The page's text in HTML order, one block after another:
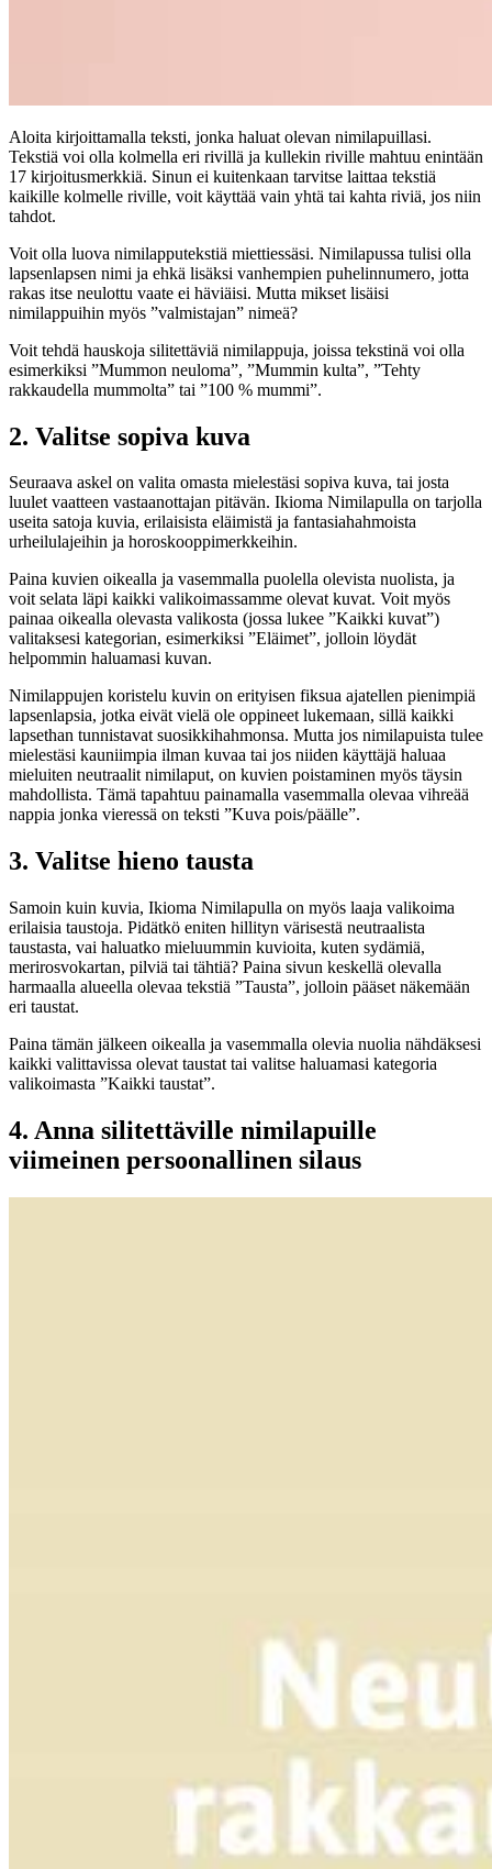
Aloita kirjoittamalla teksti, jonka haluat olevan nimilapuillasi.
Tekstiä voi olla kolmella eri rivillä ja kullekin riville mahtuu enintään
17 kirjoitusmerkkiä. Sinun ei kuitenkaan tarvitse laittaa tekstiä
kaikille kolmelle riville, voit käyttää vain yhtä tai kahta riviä, jos niin
tahdot.
Voit olla luova nimilapputekstiä miettiessäsi. Nimilapussa tulisi olla
lapsenlapsen nimi ja ehkä lisäksi vanhempien puhelinnumero, jotta
rakas itse neulottu vaate ei häviäisi. Mutta mikset lisäisi
nimilappuihin myös ”valmistajan” nimeä?
Voit tehdä hauskoja silitettäviä nimilappuja, joissa tekstinä voi olla
esimerkiksi ”Mummon neuloma”, ”Mummin kulta”, ”Tehty
rakkaudella mummolta” tai ”100 % mummi”.
2. Valitse sopiva kuva
Seuraava askel on valita omasta mielestäsi sopiva kuva, tai josta
luulet vaatteen vastaanottajan pitävän. Ikioma Nimilapulla on tarjolla
useita satoja kuvia, erilaisista eläimistä ja fantasiahahmoista
urheilulajeihin ja horoskooppimerkkeihin.
Paina kuvien oikealla ja vasemmalla puolella olevista nuolista, ja
voit selata läpi kaikki valikoimassamme olevat kuvat. Voit myös
painaa oikealla olevasta valikosta (jossa lukee ”Kaikki kuvat”)
valitaksesi kategorian, esimerkiksi ”Eläimet”, jolloin löydät
helpommin haluamasi kuvan.
Nimilappujen koristelu kuvin on erityisen fiksua ajatellen pienimpiä
lapsenlapsia, jotka eivät vielä ole oppineet lukemaan, sillä kaikki
lapsethan tunnistavat suosikkihahmonsa. Mutta jos nimilapuista tulee
mielestäsi kauniimpia ilman kuvaa tai jos niiden käyttäjä haluaa
mieluiten neutraalit nimilaput, on kuvien poistaminen myös täysin
mahdollista. Tämä tapahtuu painamalla vasemmalla olevaa vihreää
nappia jonka vieressä on teksti ”Kuva pois/päälle”.
3. Valitse hieno tausta
Samoin kuin kuvia, Ikioma Nimilapulla on myös laaja valikoima
erilaisia taustoja. Pidätkö eniten hillityn värisestä neutraalista
taustasta, vai haluatko mieluummin kuvioita, kuten sydämiä,
merirosvokartan, pilviä tai tähtiä? Paina sivun keskellä olevalla
harmaalla alueella olevaa tekstiä ”Tausta”, jolloin pääset näkemään
eri taustat.
Paina tämän jälkeen oikealla ja vasemmalla olevia nuolia nähdäksesi
kaikki valittavissa olevat taustat tai valitse haluamasi kategoria
valikoimasta ”Kaikki taustat”.
4. Anna silitettäville nimilapuille
viimeinen persoonallinen silaus